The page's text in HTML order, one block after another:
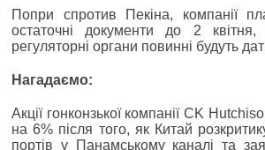
Попри спротив Пекіна, компанії
остаточні документи до 2 квітня,
регуляторні органи повинні будуть
Нагадаємо:
Акції гонконзької компанії CK
на 6% після того, як Китай
портів у Панамському каналі та